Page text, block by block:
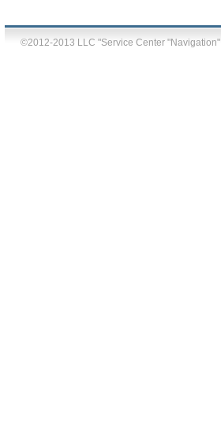
©2012-2013 LLC "Service Center "Navigation"